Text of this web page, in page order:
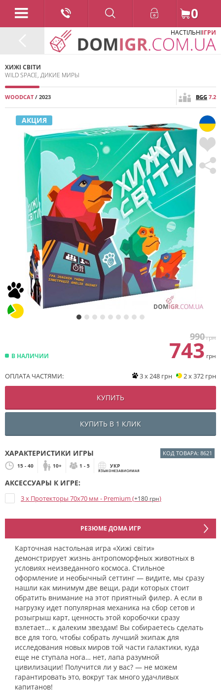
0
НАСТІЛЬНІІГРИ
ХИЖІ СВІТИ
WILD SPACE, ДИКИЕ МИРЫ
WOODCAT/ 2023 BGG 7.2
АКЦИЯ
В НАЛИЧИИ
990грн
743 грн
ОПЛАТА ЧАСТЯМИ: 3 x 248 грн 2 x 372 грн
КУПИТЬ
КУПИТЬ В 1 КЛИК
ХАРАКТЕРИСТИКИ ИГРЫ КОД ТОВАРА: 8621
15 - 40 10+ 1 - 5 УКР
ЯЗЫКОНЕЗАВИСИМАЯ
АКСЕССУАРЫ К ИГРЕ:
3 x Протекторы 70x70 мм - Premium (+180 грн)
РЕЗЮМЕ ДОМА ИГР
Карточная настольная игра «Хижі світи»
демонстрирует жизнь антропоморфных животных в
условиях неизведанного космоса. Стильное
оформление и необычный сеттинг — видите, мы сразу
нашли как минимум две вещи, ради которых стоит
обратить внимание на этот приятный филер. А если в
нагрузку идет популярная механика на сбор сетов и
розыгрыш карт, ценность этой коробочки сразу
взлетает… к далеким звездам! Вы собираетесь сделать
все для того, чтобы собрать лучший экипаж для
исследования новых миров той части галактики, куда
еще не ступала нога… нет, лапа разумной
цивилизации! Получится ли у вас? — не можем
гарантировать это, вокруг так много удачливых
капитанов!